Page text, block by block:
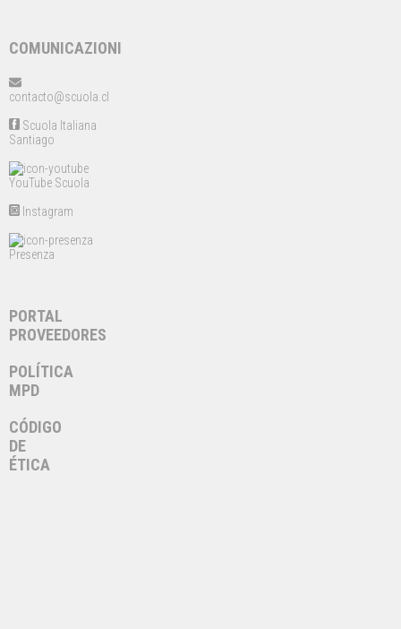
COMUNICAZIONI
contacto@scuola.cl
Scuola Italiana
Santiago
YouTube Scuola
Instagram
Presenza
PORTAL
PROVEEDORES
POLÍTICA
MPD
CÓDIGO
DE
ÉTICA